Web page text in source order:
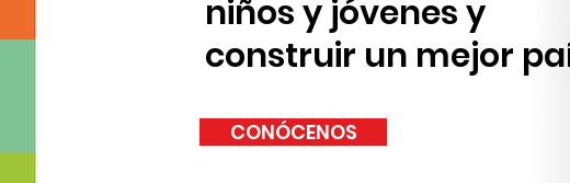
niños y jóvenes y
construir un mejor
CONÓCENOS